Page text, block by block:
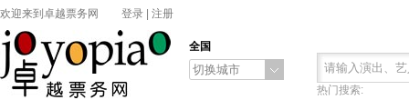
欢迎来到卓越票务网 登录 注册
全国
切换城市
热门搜索: